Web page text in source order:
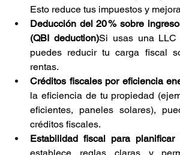
Esto reduce tus impuestos y
Deducción del 20 % sobre
(QBI deduction)Si usas una LLC
puedes reducir tu carga fiscal
rentas.
Créditos fiscales por eficiencia
la eficiencia de tu propiedad
eficientes, paneles solares),
créditos fiscales.
Estabilidad fiscal para planificar